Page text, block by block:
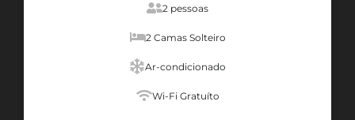
2 pessoas
2 Camas Solteiro
Ar-condicionado
Wi-Fi Gratuíto